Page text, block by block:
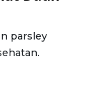
parsley